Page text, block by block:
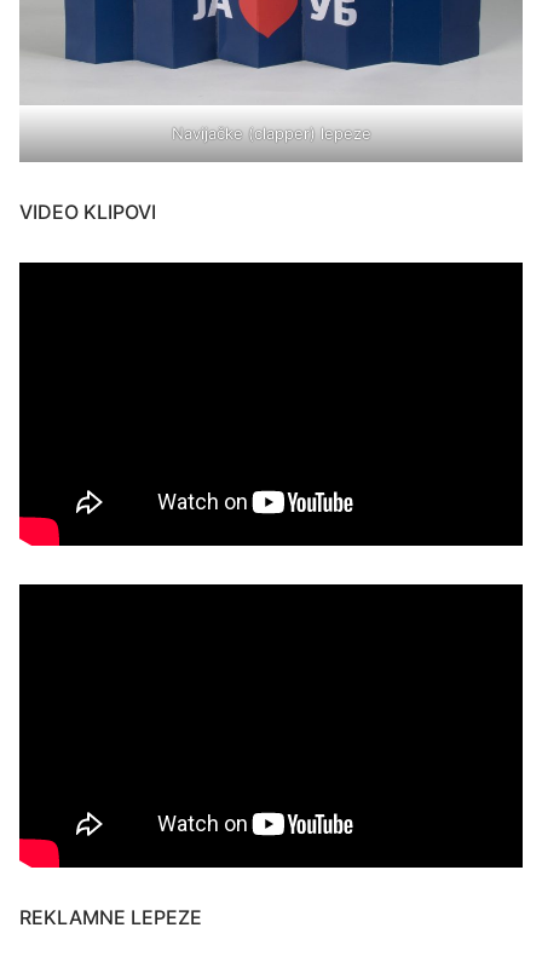
Navijačke (clapper) lepeze
VIDEO KLIPOVI
REKLAMNE LEPEZE